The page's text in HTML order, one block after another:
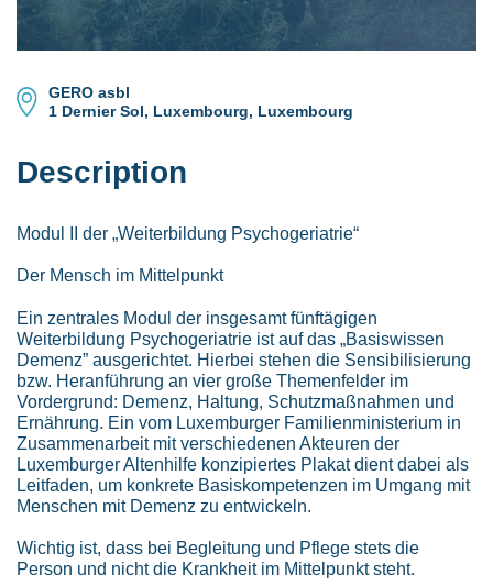
GERO asbl
1 Dernier Sol, Luxembourg, Luxembourg
Description
Modul II der „Weiterbildung Psychogeriatrie“
Der Mensch im Mittelpunkt
Ein zentrales Modul der insgesamt fünftägigen
Weiterbildung Psychogeriatrie ist auf das „Basiswissen
Demenz” ausgerichtet. Hierbei stehen die Sensibilisierung
bzw. Heranführung an vier große Themenfelder im
Vordergrund: Demenz, Haltung, Schutzmaßnahmen und
Ernährung. Ein vom Luxemburger Familienministerium in
Zusammenarbeit mit verschiedenen Akteuren der
Luxemburger Altenhilfe konzipiertes Plakat dient dabei als
Leitfaden, um konkrete Basiskompetenzen im Umgang mit
Menschen mit Demenz zu entwickeln.
Wichtig ist, dass bei Begleitung und Pflege stets die
Person und nicht die Krankheit im Mittelpunkt steht.